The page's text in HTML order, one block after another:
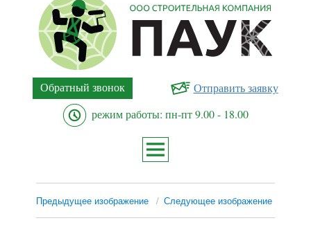
Обратный звонок
Отправить заявку
режим работы: пн-пт 9.00 - 18.00
Предыдущее изображение Следующее изображение